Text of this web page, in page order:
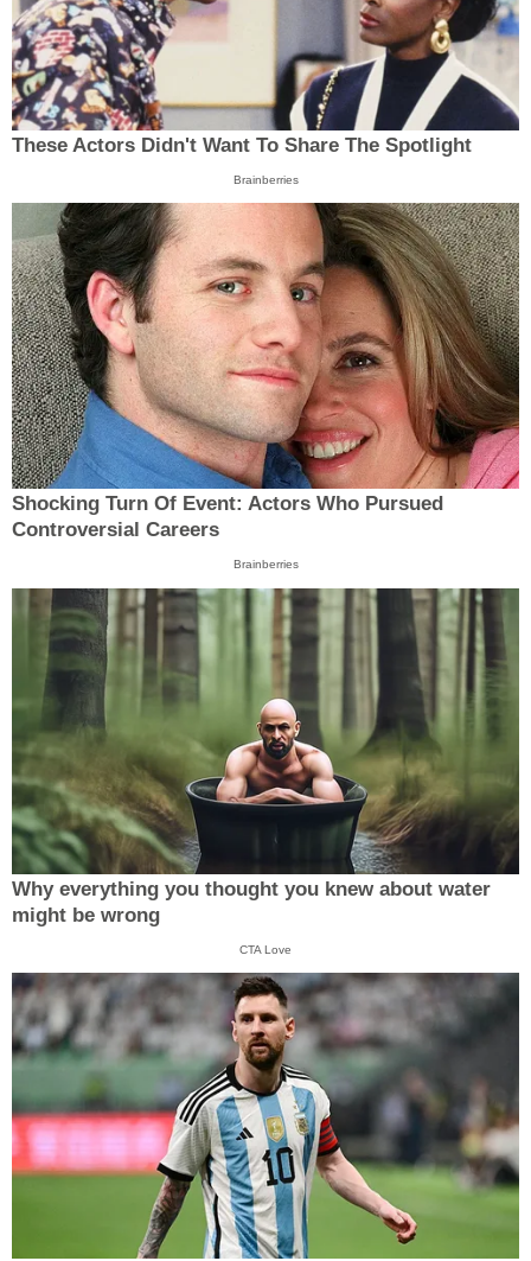
These Actors Didn't Want To Share The Spotlight
Brainberries
Shocking Turn Of Event: Actors Who Pursued
Controversial Careers
Brainberries
Why everything you thought you knew about water
might be wrong
CTA Love